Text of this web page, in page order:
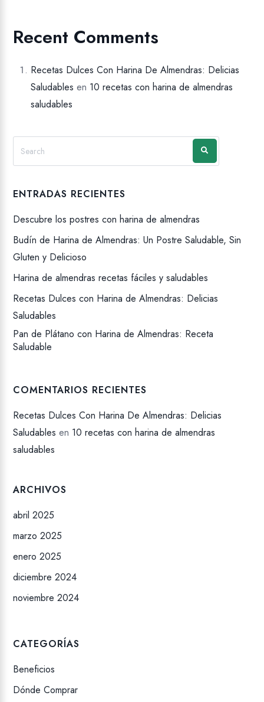
Recent Comments
Recetas Dulces Con Harina De Almendras: Delicias
Saludables en 10 recetas con harina de almendras
saludables
ENTRADAS RECIENTES
Descubre los postres con harina de almendras
Budín de Harina de Almendras: Un Postre Saludable, Sin
Gluten y Delicioso
Harina de almendras recetas fáciles y saludables
Recetas Dulces con Harina de Almendras: Delicias
Saludables
Pan de Plátano con Harina de Almendras: Receta
Saludable
COMENTARIOS RECIENTES
Recetas Dulces Con Harina De Almendras: Delicias
Saludables en 10 recetas con harina de almendras
saludables
ARCHIVOS
abril 2025
marzo 2025
enero 2025
diciembre 2024
noviembre 2024
CATEGORÍAS
Beneficios
Dónde Comprar